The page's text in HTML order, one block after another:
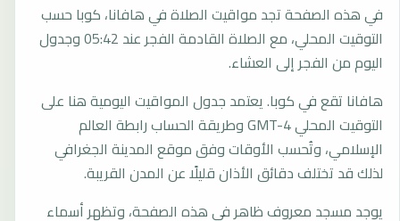
في هذه الصفحة تجد مواقيت الصلاة في هافانا، كوبا حسب
التوقيت المحلي، مع الصلاة القادمة الفجر عند 05:42 وجدول
اليوم من الفجر إلى العشاء.
هافانا تقع في كوبا. يعتمد جدول المواقيت اليومية هنا على
التوقيت المحلي GMT-4 وطريقة الحساب رابطة العالم
الإسلامي، وتُحسب الأوقات وفق موقع المدينة الجغرافي
لذلك قد تختلف دقائق الأذان قليلًا عن المدن القريبة.
يوجد مسجد معروف ظاهر في هذه الصفحة، وتظهر أسماء